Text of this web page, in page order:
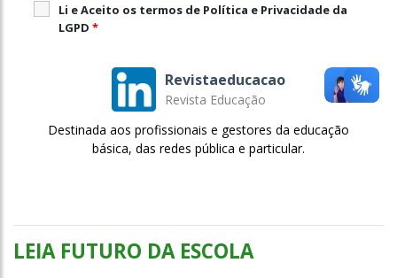
Li e Aceito os termos de Política e Privacidade da
LGPD *
Revistaeducacao
Revista Educação
Destinada aos profissionais e gestores da educação
básica, das redes pública e particular.
LEIA FUTURO DA ESCOLA